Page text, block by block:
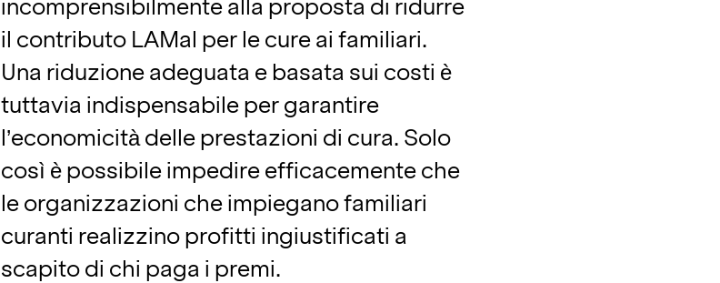
incomprensibilmente alla proposta di ridurre
il contributo LAMal per le cure ai familiari.
Una riduzione adeguata e basata sui costi è
tuttavia indispensabile per garantire
l’economicità delle prestazioni di cura. Solo
così è possibile impedire efficacemente che
le organizzazioni che impiegano familiari
curanti realizzino profitti ingiustificati a
scapito di chi paga i premi.